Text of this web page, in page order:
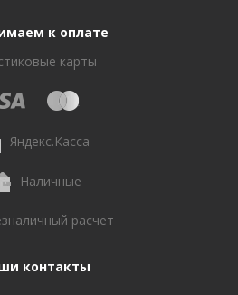
к оплате
карты
Яндекс.Касса
Наличные
расчет
контакты